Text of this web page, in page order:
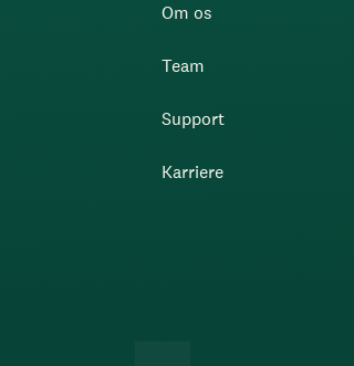
Om os
Team
Support
Karriere